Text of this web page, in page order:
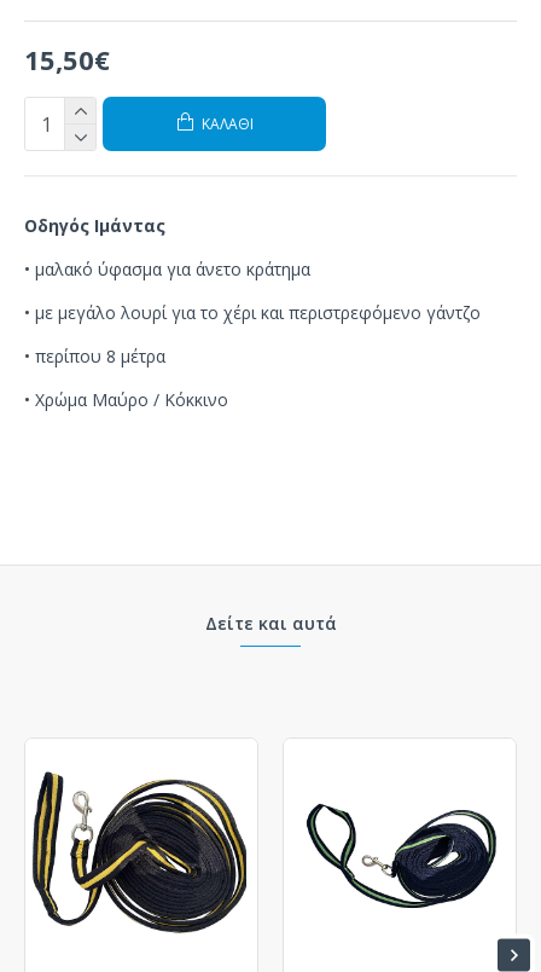
15,50€
ΚΑΛΆΘΙ
Οδηγός Ιμάντας
• μαλακό ύφασμα για άνετο κράτημα
• με μεγάλο λουρί για το χέρι και περιστρεφόμενο γάντζο
• περίπου 8 μέτρα
• Χρώμα Μαύρο / Κόκκινο
Δείτε και αυτά